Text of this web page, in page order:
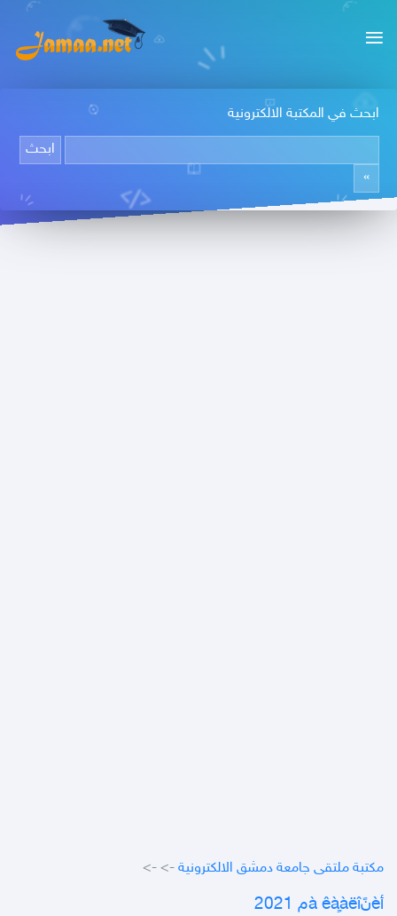
ابحث في المكتبة الالكترونية
مكتبة ملتقى جامعة دمشق الالكترونية ->
->
أèنًà êàٍàëîم 2021